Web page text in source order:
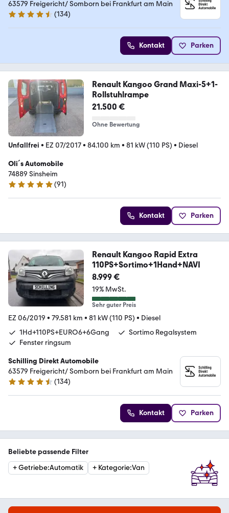
63579 Freigericht/ Somborn bei Frankfurt am Main
4.7 Sterne
(134)
Kontakt Parken
Renault Kangoo Grand Maxi-5+1-
Rollstuhlrampe
21.500 €
Ohne Bewertung
Unfallfrei • EZ 07/2017• 84.100 km • 81 kW (110 PS) • Diesel
Oli´s Automobile
74889 Sinsheim
4.8 Sterne
(91)
Kontakt Parken
Renault Kangoo Rapid Extra
110PS+Sortimo+1Hand+NAVI
8.999 €
19% MwSt.
Sehr guter Preis
EZ 06/2019 • 79.581 km • 81 kW (110 PS) • Diesel
1Hd+110PS+EURO6+6Gang
Sortimo Regalsystem
Fenster ringsum
Schilling Direkt Automobile
63579 Freigericht/ Somborn bei Frankfurt am Main
4.7 Sterne
(134)
Kontakt Parken
Beliebte passende Filter
+Getriebe:Automatik + Kategorie:Van